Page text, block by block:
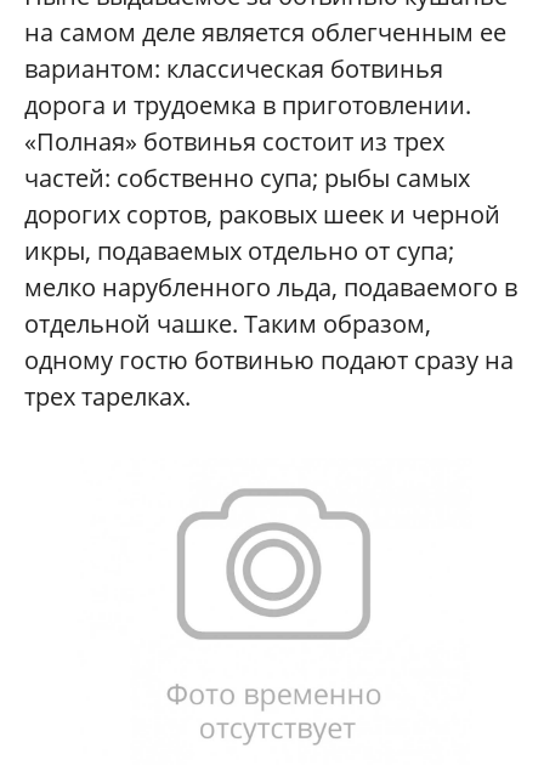
на самом деле является облегченным ее
вариантом: классическая ботвинья
дорога и трудоемка в приготовлении.
«Полная» ботвинья состоит из трех
частей: собственно супа; рыбы самых
дорогих сортов, раковых шеек и черной
икры, подаваемых отдельно от супа;
мелко нарубленного льда, подаваемого в
отдельной чашке. Таким образом,
одному гостю ботвинью подают сразу на
трех тарелках.